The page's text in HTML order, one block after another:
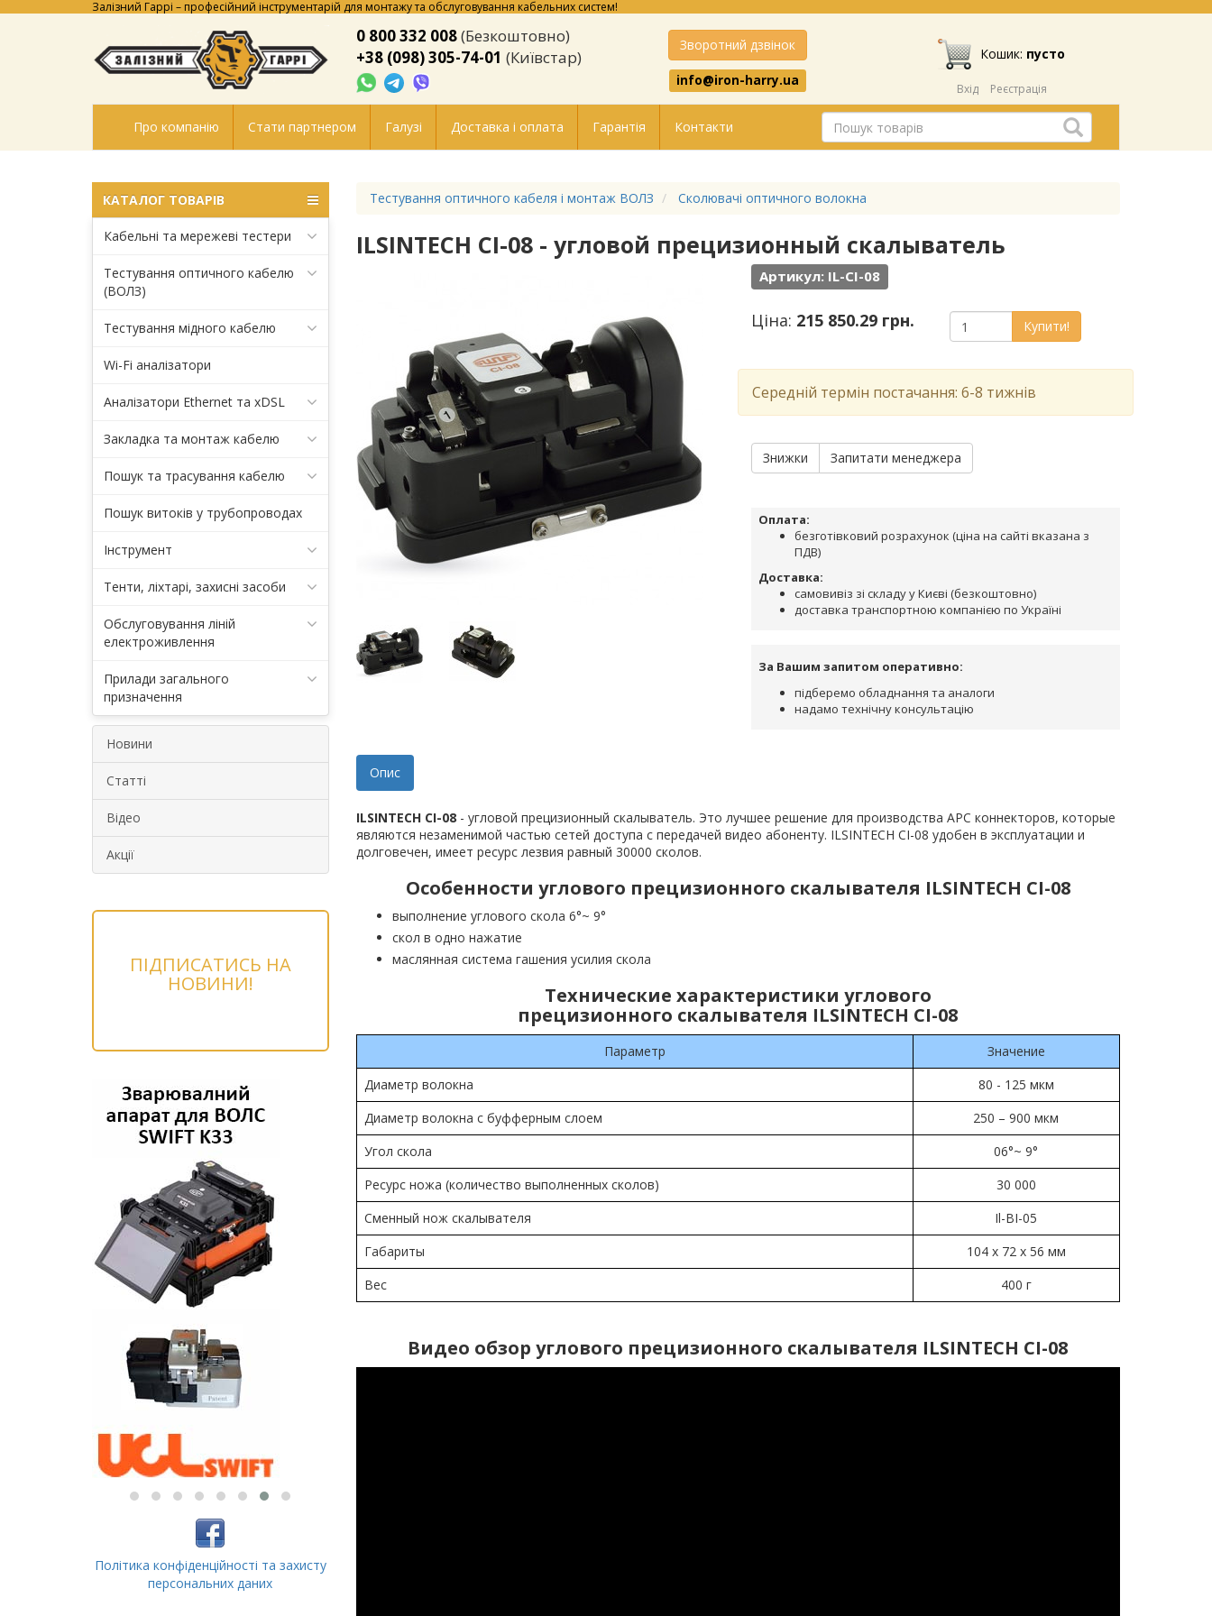
Залізний Гаррі – професійний інструментарій для монтажу та обслуговування кабельних систем!
0 800 332 008(Безкоштовно)
+38 (098) 305-74-01 (Київстар)
Зворотний дзвінок
info@iron-harry.ua
Кошик: пусто
Вхід Реєстрація
Про компанію Стати партнером Галузі Доставка і оплата Гарантія Контакти
КАТАЛОГ ТОВАРІВ
Кабельні та мережеві тестери
Тестування оптичного кабелю
(ВОЛЗ)
Тестування мідного кабелю
Wi-Fi аналізатори
Аналізатори Ethernet та xDSL
Закладка та монтаж кабелю
Пошук та трасування кабелю
Пошук витоків у трубопроводах
Інструмент
Тенти, ліхтарі, захисні засоби
Обслуговування ліній
електроживлення
Прилади загального
призначення
Новини
Статті
Відео
Акції
ПІДПИСАТИСЬ НА
НОВИНИ!
Політика конфіденційності та захисту
персональних даних
Тестування оптичного кабеля і монтаж ВОЛЗ Сколювачі оптичного волокна
ILSINTECH CI-08 - угловой прецизионный скалыватель
Артикул: IL-CI-08
Ціна: 215 850.29 грн. Купити!
Середній термін постачання: 6-8 тижнів
Знижки Запитати менеджера
Оплата:
безготівковий розрахунок (ціна на сайті вказана з
ПДВ)
Доставка:
самовивіз зі складу у Києві (безкоштовно)
доставка транспортною компанією по Україні
За Вашим запитом оперативно:
підберемо обладнання та аналоги
надамо технічну консультацію
Опис
ILSINTECH CI-08- угловой прецизионный скалыватель. Это лучшее решение для производства APC коннекторов, которые
являются незаменимой частью сетей доступа с передачей видео абоненту. ILSINTECH CI-08 удобен в эксплуатации и
долговечен, имеет ресурс лезвия равный 30000 сколов.
Особенности углового прецизионного скалывателя ILSINTECH CI-08
выполнение углового скола 6°~ 9°
скол в одно нажатие
маслянная система гашения усилия скола
Технические характеристики углового
прецизионного скалывателя ILSINTECH CI-08
Параметр
Значение
Диаметр волокна
80 - 125 мкм
Диаметр волокна с буфферным слоем
250 – 900 мкм
Угол скола
06°~ 9°
Ресурс ножа (количество выполненных сколов)
30 000
Сменный нож скалывателя
Il-BI-05
Габариты
104 х 72 х 56 мм
Вес
400 г
Видео обзор углового прецизионного скалывателя ILSINTECH CI-08